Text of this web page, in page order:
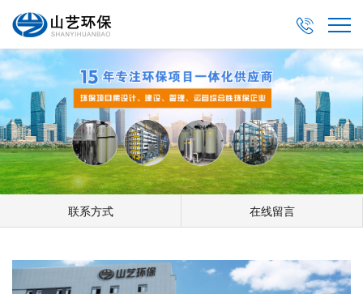

联系方式 在线留言